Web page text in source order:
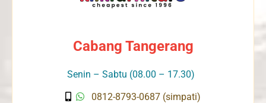
Cabang Tangerang
Senin – Sabtu (08.00 – 17.30)
0812-8793-0687 (simpati)